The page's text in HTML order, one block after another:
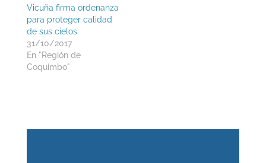
Vicuña firma ordenanza
para proteger calidad
de sus cielos
31/10/2017
En "Región de
Coquimbo"